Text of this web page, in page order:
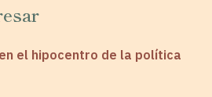
el hipocentro de la política